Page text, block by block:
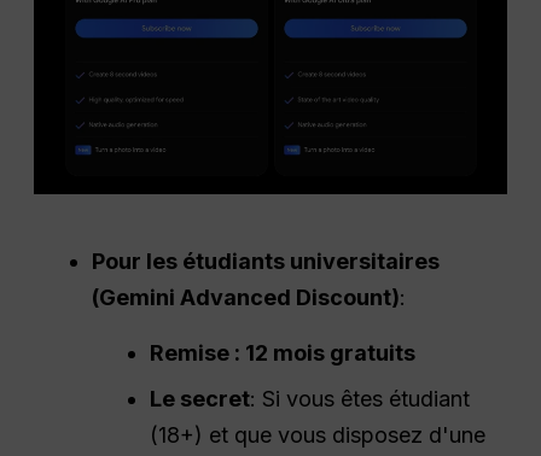
Pour les étudiants universitaires
(Gemini Advanced Discount):
Remise : 12 mois gratuits
Le secret: Si vous êtes étudiant
(18+) et que vous disposez d'une